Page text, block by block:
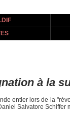
à la
entier lors de la
Salvatore